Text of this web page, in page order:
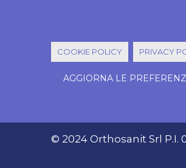
COOKIE POLICY PRIVACY
AGGIORNA LE
© 2024 Orthosanit Srl P.I.